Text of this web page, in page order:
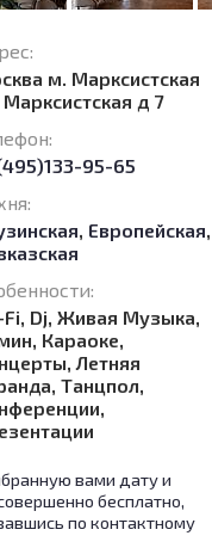
м. Марксистская
Марксистская д 7
95-65
, Европейская,
Fi, Dj, Живая Музыка,
Караоке,
Летняя
Танцпол,
вами дату и
бесплатно,
по контактному